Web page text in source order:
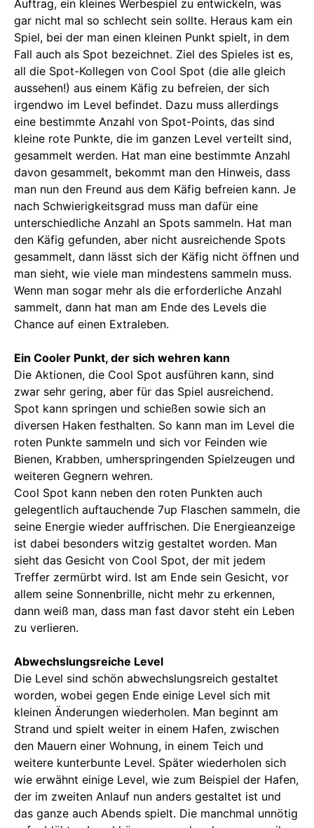
Auftrag, ein kleines Werbespiel zu entwickeln, was
gar nicht mal so schlecht sein sollte. Heraus kam ein
Spiel, bei der man einen kleinen Punkt spielt, in dem
Fall auch als Spot bezeichnet. Ziel des Spieles ist es,
all die Spot-Kollegen von Cool Spot (die alle gleich
aussehen!) aus einem Käfig zu befreien, der sich
irgendwo im Level befindet. Dazu muss allerdings
eine bestimmte Anzahl von Spot-Points, das sind
kleine rote Punkte, die im ganzen Level verteilt sind,
gesammelt werden. Hat man eine bestimmte Anzahl
davon gesammelt, bekommt man den Hinweis, dass
man nun den Freund aus dem Käfig befreien kann. Je
nach Schwierigkeitsgrad muss man dafür eine
unterschiedliche Anzahl an Spots sammeln. Hat man
den Käfig gefunden, aber nicht ausreichende Spots
gesammelt, dann lässt sich der Käfig nicht öffnen und
man sieht, wie viele man mindestens sammeln muss.
Wenn man sogar mehr als die erforderliche Anzahl
sammelt, dann hat man am Ende des Levels die
Chance auf einen Extraleben.
Ein Cooler Punkt, der sich wehren kann
Die Aktionen, die Cool Spot ausführen kann, sind
zwar sehr gering, aber für das Spiel ausreichend.
Spot kann springen und schießen sowie sich an
diversen Haken festhalten. So kann man im Level die
roten Punkte sammeln und sich vor Feinden wie
Bienen, Krabben, umherspringenden Spielzeugen und
weiteren Gegnern wehren.
Cool Spot kann neben den roten Punkten auch
gelegentlich auftauchende 7up Flaschen sammeln, die
seine Energie wieder auffrischen. Die Energieanzeige
ist dabei besonders witzig gestaltet worden. Man
sieht das Gesicht von Cool Spot, der mit jedem
Treffer zermürbt wird. Ist am Ende sein Gesicht, vor
allem seine Sonnenbrille, nicht mehr zu erkennen,
dann weiß man, dass man fast davor steht ein Leben
zu verlieren.
Abwechslungsreiche Level
Die Level sind schön abwechslungsreich gestaltet
worden, wobei gegen Ende einige Level sich mit
kleinen Änderungen wiederholen. Man beginnt am
Strand und spielt weiter in einem Hafen, zwischen
den Mauern einer Wohnung, in einem Teich und
weitere kunterbunte Level. Später wiederholen sich
wie erwähnt einige Level, wie zum Beispiel der Hafen,
der im zweiten Anlauf nun anders gestaltet ist und
das ganze auch Abends spielt. Die manchmal unnötig